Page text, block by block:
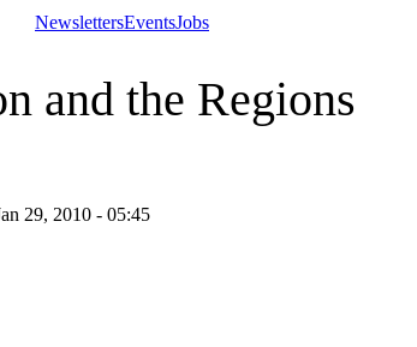
NewslettersEventsJobs
and the Regions
29, 2010 - 05:45